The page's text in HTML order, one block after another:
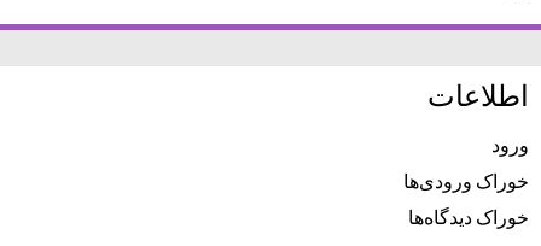
اطلاعات
ورود
خوراک ورودی‌ها
خوراک دیدگاه‌ها